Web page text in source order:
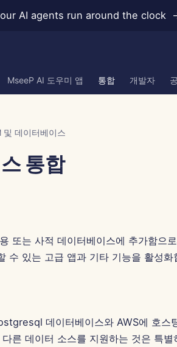
AI agents run around the clock
MseeP AI 도우미 앱 통합 개발자
및 데이터베이스
통합
또는 사적 데이터베이스에 추가함으
수 있는 고급 앱과 기타 기능을 활성화
데이터베이스와 AWS에 호스
른 데이터 소스를 지원하는 것은 특